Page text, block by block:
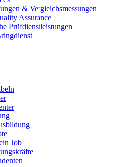
& Vergleichsmessungen
Assurance
Prüfdienstleistungen
Job